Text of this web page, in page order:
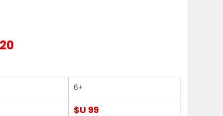
6+
$U 99